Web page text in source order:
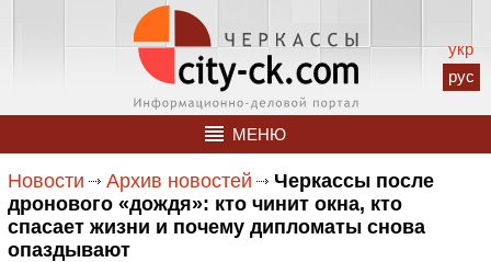
укр
рус
МЕНЮ
Новости Архив новостей
Черкассы после
дронового «дождя»: кто чинит окна, кто
спасает жизни и почему дипломаты снова
опаздывают